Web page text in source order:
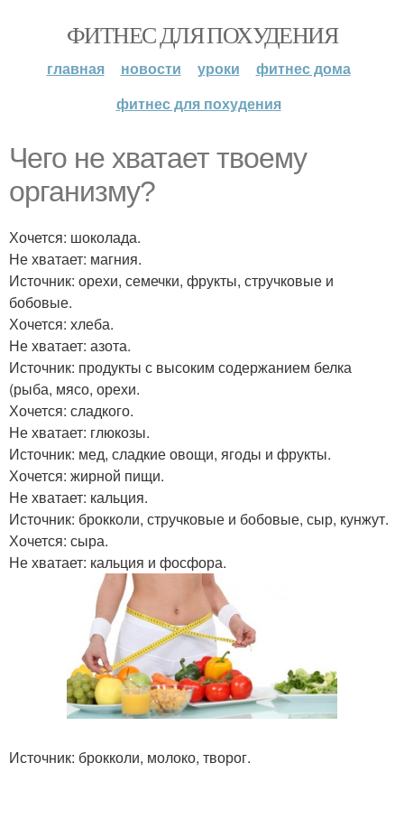
ФИТНЕС ДЛЯ ПОХУДЕНИЯ
главная новости уроки
фитнес дома
фитнес для похудения
Чего не хватает твоему
организму?
Хочется: шоколада.
Не хватает: магния.
Источник: орехи, семечки, фрукты, стручковые и
бобовые.
Хочется: хлеба.
Не хватает: азота.
Источник: продукты с высоким содержанием белка
(рыба, мясо, орехи.
Хочется: сладкого.
Не хватает: глюкозы.
Источник: мед, сладкие овощи, ягоды и фрукты.
Хочется: жирной пищи.
Не хватает: кальция.
Источник: брокколи, стручковые и бобовые, сыр, кунжут.
Хочется: сыра.
Не хватает: кальция и фосфора.
Источник: брокколи, молоко, творог.